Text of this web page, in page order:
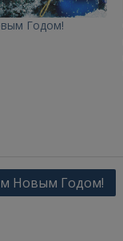
Годом!
Новым Годом!